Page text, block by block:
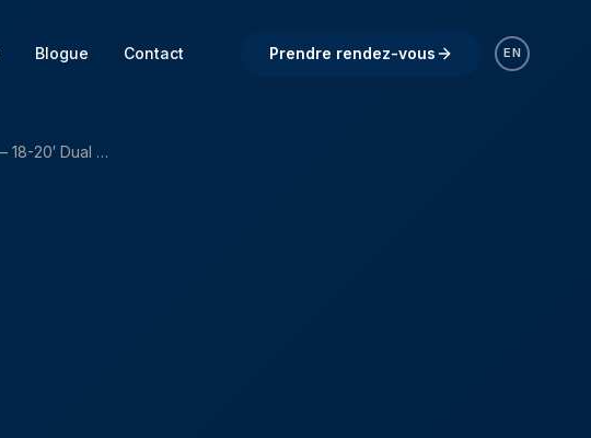
Blogue Contact Prendre rendez-vous EN
Catalina Spas — 18-20′ Dual Temp